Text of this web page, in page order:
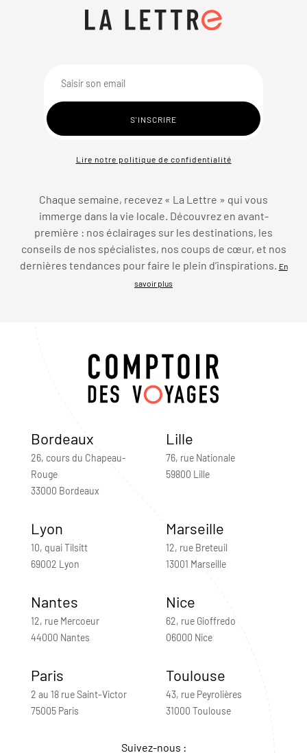
Lire notre politique de confidentialité
Chaque semaine, recevez « La Lettre » qui vous
immerge dans la vie locale. Découvrez en avant-
première : nos éclairages sur les destinations, les
conseils de nos spécialistes, nos coups de cœur, et nos
dernières tendances pour faire le plein d’inspirations.
En
savoir plus
Bordeaux
26, cours du Chapeau-
Rouge
33000 Bordeaux
Lille
76, rue Nationale
59800 Lille
Lyon
10, quai Tilsitt
69002 Lyon
Marseille
12, rue Breteuil
13001 Marseille
Nantes
12, rue Mercoeur
44000 Nantes
Nice
62, rue Gioffredo
06000 Nice
Paris
2 au 18 rue Saint-Victor
75005 Paris
Toulouse
43, rue Peyrolières
31000 Toulouse
Suivez-nous :